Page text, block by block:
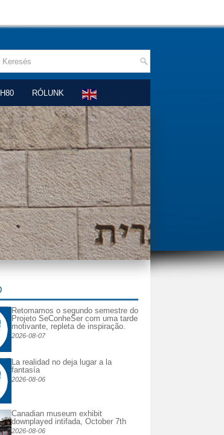
H80 RÓLUNK
Retomamos o segundo semestre do
Projeto SeConheSer com uma tarde
motivante, repleta de inspiração.
2026-08-07
La realidad no deja lugar a la
fantasía
2026-08-06
Canadian museum exhibit
downplayed intifada, October 7th
2026-08-06